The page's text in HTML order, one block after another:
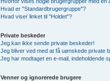
Hvad er "Standardbrugergruppe"?
Hvad viser linket til "Holdet"?
Private beskeder
Jeg kan ikke sende private beskeder!
Jeg bliver ved med at få uønskede private
Jeg har modtaget en e-mail, indeholdende
Venner og ignorerede brugere